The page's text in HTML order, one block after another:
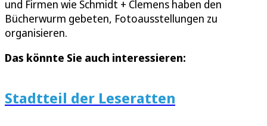
und Firmen wie Schmidt + Clemens haben den
Bücherwurm gebeten, Fotoausstellungen zu
organisieren.
Das könnte Sie auch interessieren:
Stadtteil der Leseratten